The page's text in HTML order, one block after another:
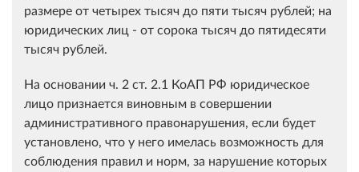
размере от четырех тысяч до пяти тысяч рублей; на
юридических лиц - от сорока тысяч до пятидесяти
тысяч рублей.
На основании ч. 2 ст. 2.1 КоАП РФ юридическое
лицо признается виновным в совершении
административного правонарушения, если будет
установлено, что у него имелась возможность для
соблюдения правил и норм, за нарушение которых